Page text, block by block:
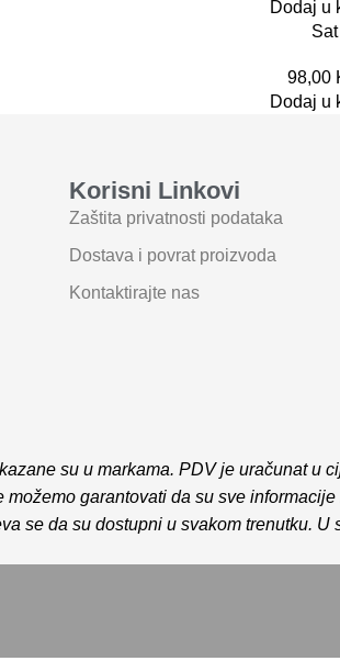
Dodaj u
Sat
98,00
Dodaj u
Korisni Linkovi
Zaštita privatnosti podataka
Dostava i povrat proizvoda
Kontaktirajte nas
su u markama. PDV je uračunat u
garantovati da su sve
se da su dostupni u svakom trenutku.